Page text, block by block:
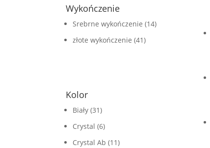
Wykończenie
Srebrne wykończenie (14)
złote wykończenie (41)
Kolor
Biały (31)
Crystal (6)
Crystal Ab (11)